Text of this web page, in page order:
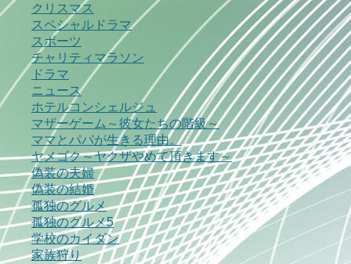
クリスマス
スペシャルドラマ
スポーツ
チャリティマラソン
ドラマ
ニュース
ホテルコンシェルジュ
マザーゲーム～彼女たちの階級～
ママとパパが生きる理由。
ヤメゴク～ヤクザやめて頂きます～
偽装の夫婦
偽装の結婚
孤独のグルメ
孤独のグルメ5
学校のカイダン
家族狩り